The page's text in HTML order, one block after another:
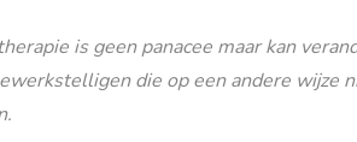
is geen panacee maar kan
die op een andere wijze